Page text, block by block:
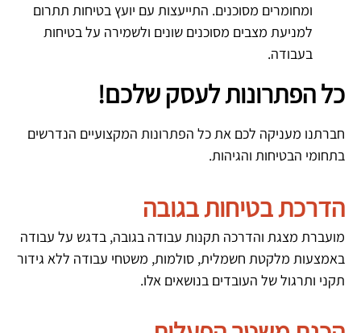
ומחומרים מסוכנים. התייעצות עם יועץ בטיחות תתרום
למניעת מצבים מסוכנים שונים ולשמירה על בטיחות
בעבודה.
כל הפתרונות לעסק שלכם!
חברתנו מעניקה לכם את כל הפתרונות המקצועיים הנדרשים
בתחומי הבטיחות והגיהות.
הדרכת בטיחות בגובה
מועברת מצגת והדרכה תקנות עבודה בגובה, בדגש על עבודה
באמצעות מלקטת חשמלית, סולמות, משטחי עבודה ללא גידור
תקני ותרגול של העובדים בנושאים אלו.